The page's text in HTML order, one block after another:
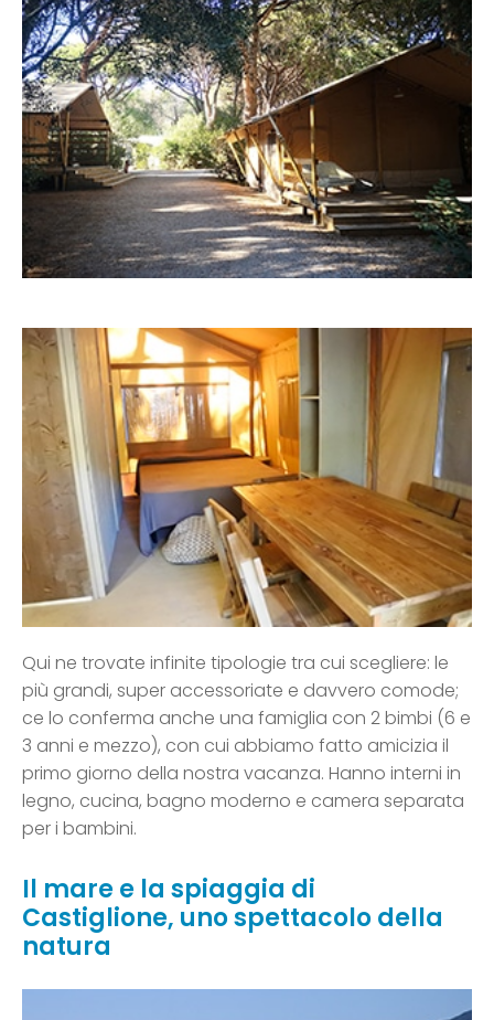
Qui ne trovate infinite tipologie tra cui scegliere: le
più grandi, super accessoriate e davvero comode;
ce lo conferma anche una famiglia con 2 bimbi (6 e
3 anni e mezzo), con cui abbiamo fatto amicizia il
primo giorno della nostra vacanza. Hanno interni in
legno, cucina, bagno moderno e camera separata
per i bambini.
Il mare e la spiaggia di
Castiglione, uno spettacolo della
natura